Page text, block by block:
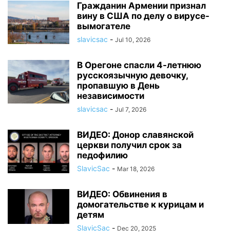
Гражданин Армении признал
вину в США по делу о вирусе-
вымогателе
slavicsac - Jul 10, 2026
В Орегоне спасли 4-летнюю
русскоязычную девочку,
пропавшую в День
независимости
slavicsac - Jul 7, 2026
ВИДЕО: Донор славянской
церкви получил срок за
педофилию
SlavicSac - Mar 18, 2026
ВИДЕО: Обвинения в
домогательстве к курицам и
детям
SlavicSac - Dec 20, 2025